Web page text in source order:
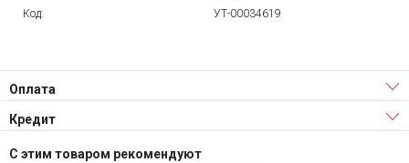
Код:
УТ-00034619
Оплата
Кредит
С этим товаром рекомендуют